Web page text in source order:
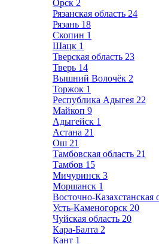
Орск 2
Рязанская область 24
Рязань 18
Скопин 1
Шацк 1
Тверская область 23
Тверь 14
Вышний Волочёк 2
Торжок 1
Республика Адыгея 22
Майкоп 9
Адыгейск 1
Астана 21
Ош 21
Тамбовская область 21
Тамбов 15
Мичуринск 3
Моршанск 1
Восточно-Казахстанская
Усть-Каменогорск 20
Чуйская область 20
Кара-Балта 2
Кант 1